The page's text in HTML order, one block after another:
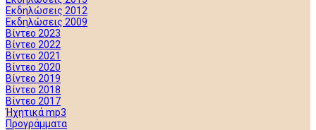
Εκδηλώσεις 2012
Εκδηλώσεις 2009
Βίντεο 2023
Βίντεο 2022
Βίντεο 2021
Βίντεο 2020
Βίντεο 2019
Βίντεο 2018
Βίντεο 2017
Ήχητικά mp3
Προγράμματα